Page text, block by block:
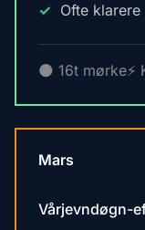
Ofte
🌑 16t mørke
Mars
Vårjevndøgn-